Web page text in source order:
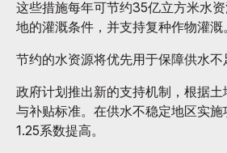
这些措施每年可节约35亿立方米水
地的灌溉条件，并支持复种作物灌溉。
节约的水资源将优先用于保障供水不
政府计划推出新的支持机制，根据
与补贴标准。在供水不稳定地区实
1.25系数提高。